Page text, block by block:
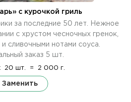
с курочкой гриль
за последние 50 лет. Нежное
с хрустом чесночных гренок,
сливочными нотами соуса.
заказ 5 шт.
20 шт. = 2 000 г.
Заменить